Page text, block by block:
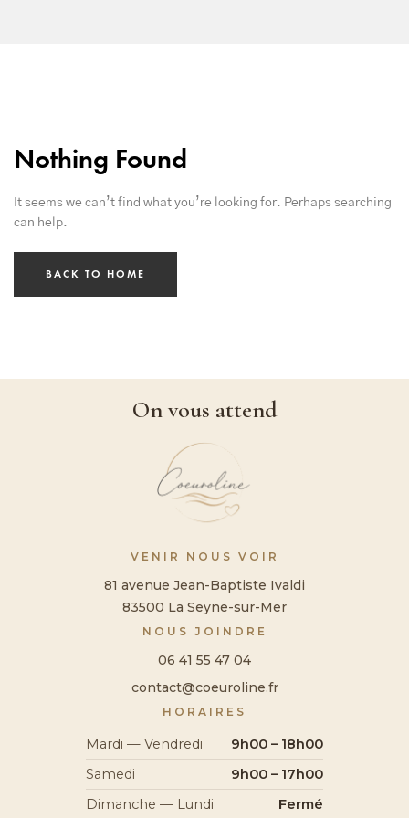
Nothing Found
It seems we can’t find what you’re looking for. Perhaps searching
can help.
BACK TO HOME
On vous attend
VENIR NOUS VOIR
81 avenue Jean-Baptiste Ivaldi
83500 La Seyne-sur-Mer
NOUS JOINDRE
06 41 55 47 04
contact@coeuroline.fr
HORAIRES
Mardi — Vendredi
9h00 – 18h00
Samedi
9h00 – 17h00
Dimanche — Lundi
Fermé